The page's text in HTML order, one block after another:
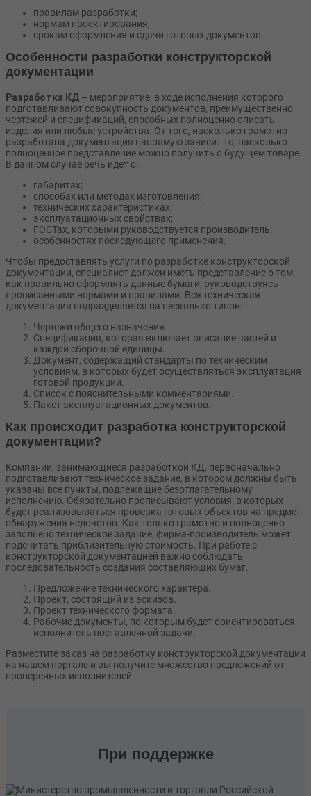
правилам разработки;
нормам проектирования;
срокам оформления и сдачи готовых документов.
Особенности разработки конструкторской
документации
Разработка КД – мероприятие, в ходе исполнения которого
подготавливают совокупность документов, преимущественно
чертежей и спецификаций, способных полноценно описать
изделия или любые устройства. От того, насколько грамотно
разработана документация напрямую зависит то, насколько
полноценное представление можно получить о будущем товаре.
В данном случае речь идет о:
габаритах;
способах или методах изготовления;
технических характеристиках;
эксплуатационных свойствах;
ГОСТах, которыми руководствуется производитель;
особенностях последующего применения.
Чтобы предоставлять услуги по разработке конструкторской
документации, специалист должен иметь представление о том,
как правильно оформлять данные бумаги, руководствуясь
прописанными нормами и правилами. Вся техническая
документация подразделяется на несколько типов:
Чертежи общего назначения.
Спецификация, которая включает описание частей и
каждой сборочной единицы.
Документ, содержащий стандарты по техническим
условиям, в которых будет осуществляться эксплуатация
готовой продукции.
Список с пояснительными комментариями.
Пакет эксплуатационных документов.
Как происходит разработка конструкторской
документации?
Компании, занимающиеся разработкой КД, первоначально
подготавливают техническое задание, в котором должны быть
указаны все пункты, подлежащие безотлагательному
исполнению. Обязательно прописывают условия, в которых
будет реализовываться проверка готовых объектов на предмет
обнаружения недочетов. Как только грамотно и полноценно
заполнено техническое задание, фирма-производитель может
подсчитать приблизительную стоимость. При работе с
конструкторской документацией важно соблюдать
последовательность создания составляющих бумаг.
Предложение технического характера.
Проект, состоящий из эскизов.
Проект технического формата.
Рабочие документы, по которым будет ориентироваться
исполнитель поставленной задачи.
Разместите заказ на разработку конструкторской документации
на нашем портале и вы получите множество предложений от
проверенных исполнителей.
При поддержке